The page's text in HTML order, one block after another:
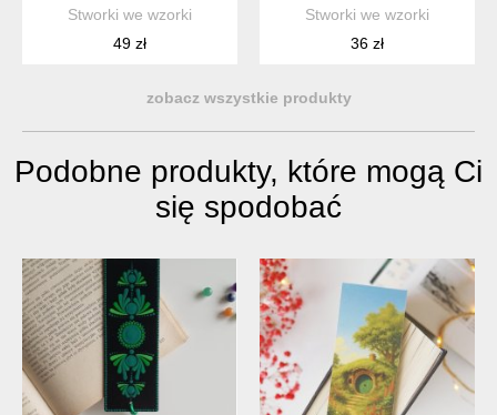
Stworki we wzorki
49 zł
Stworki we wzorki
36 zł
zobacz wszystkie produkty
Podobne produkty, które mogą Ci
się spodobać